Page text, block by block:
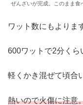
ぜんざいが完成。このまま食
ワット数にもよりま
600ワットで2分くら
軽くかき混ぜて頃合
熱いので火傷に注意